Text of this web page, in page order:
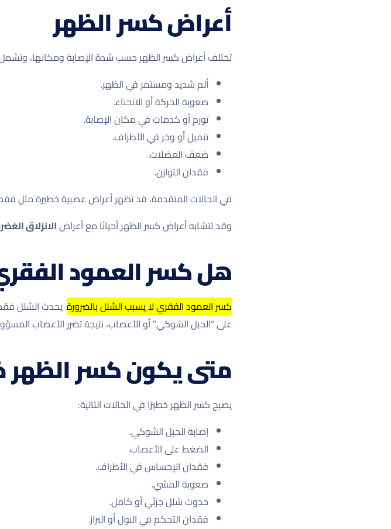
أعراض كسر الظهر
تختلف أعراض كسر الظهر حسب شدة الإصابة ومكانها،
ألم شديد ومستمر في الظهر.
صعوبة الحركة أو الانحناء.
تورم أو كدمات في مكان الإصابة.
تنميل أو وخز في الأطراف.
ضعف العضلات.
فقدان التوازن.
في الحالات المتقدمة، قد تظهر أعراض عصبية خطيرة مثل
وقد تتشابه أعراض كسر الظهر أحيانًا مع أعراضالانزلاق
هل كسر العمود
كسر العمود الفقري لا يسبب الشلل بالضرورة. يحدث الشلل
على “الحبل الشوكي” أو الأعصاب، نتيجة تضرر الأعصاب
متى يكون كسر الظهر
يصبح كسر الظهر خطيرًا في الحالات التالية:
إصابة الحبل الشوكي.
الضغط على الأعصاب.
فقدان الإحساس في الأطراف.
صعوبة المشي.
حدوث شلل جزئي أو كامل.
فقدان التحكم في البول أو البراز.